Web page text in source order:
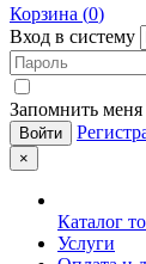
Корзина (0)
Вход в систему
Запомнить меня
×
Каталог
Услуги